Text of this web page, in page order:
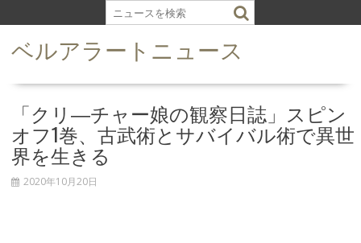
k
ベルアラートニュース
「クリ―チャー娘の観察日誌」スピン
オフ1巻、古武術とサバイバル術で異世
界を生きる
2020年10月20日